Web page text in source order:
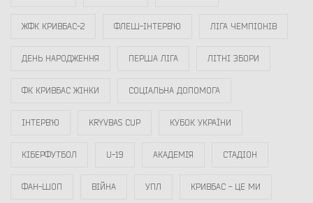
ЖФК КРИВБАС-2 ФЛЕШ-ІНТЕРВ`Ю ЛІГА ЧЕМПІОНІВ
ДЕНЬ НАРОДЖЕННЯ ПЕРША ЛІГА ЛІТНІ ЗБОРИ
ФК КРИВБАС ЖІНКИ СОЦІАЛЬНА ДОПОМОГА
ІНТЕРВ`Ю KRYVBAS CUP КУБОК УКРАЇНИ
КІБЕРФУТБОЛ U-19 АКАДЕМІЯ СТАДІОН
ФАН-ШОП ВІЙНА УПЛ КРИВБАС - ЦЕ МИ